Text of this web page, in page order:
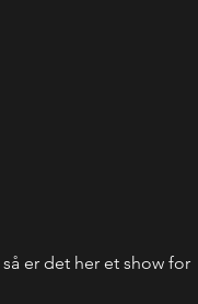
er det her et show for